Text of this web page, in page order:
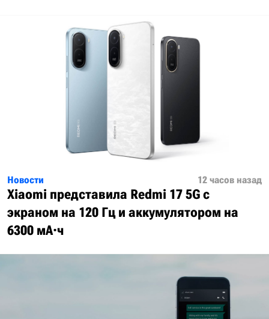
Новости 12 часов назад
Xiaomi представила Redmi 17 5G с
экраном на 120 Гц и аккумулятором на
6300 мА·ч